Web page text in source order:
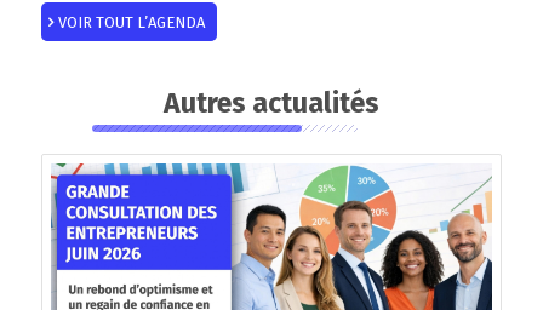
VOIR TOUT L’AGENDA
Autres actualités